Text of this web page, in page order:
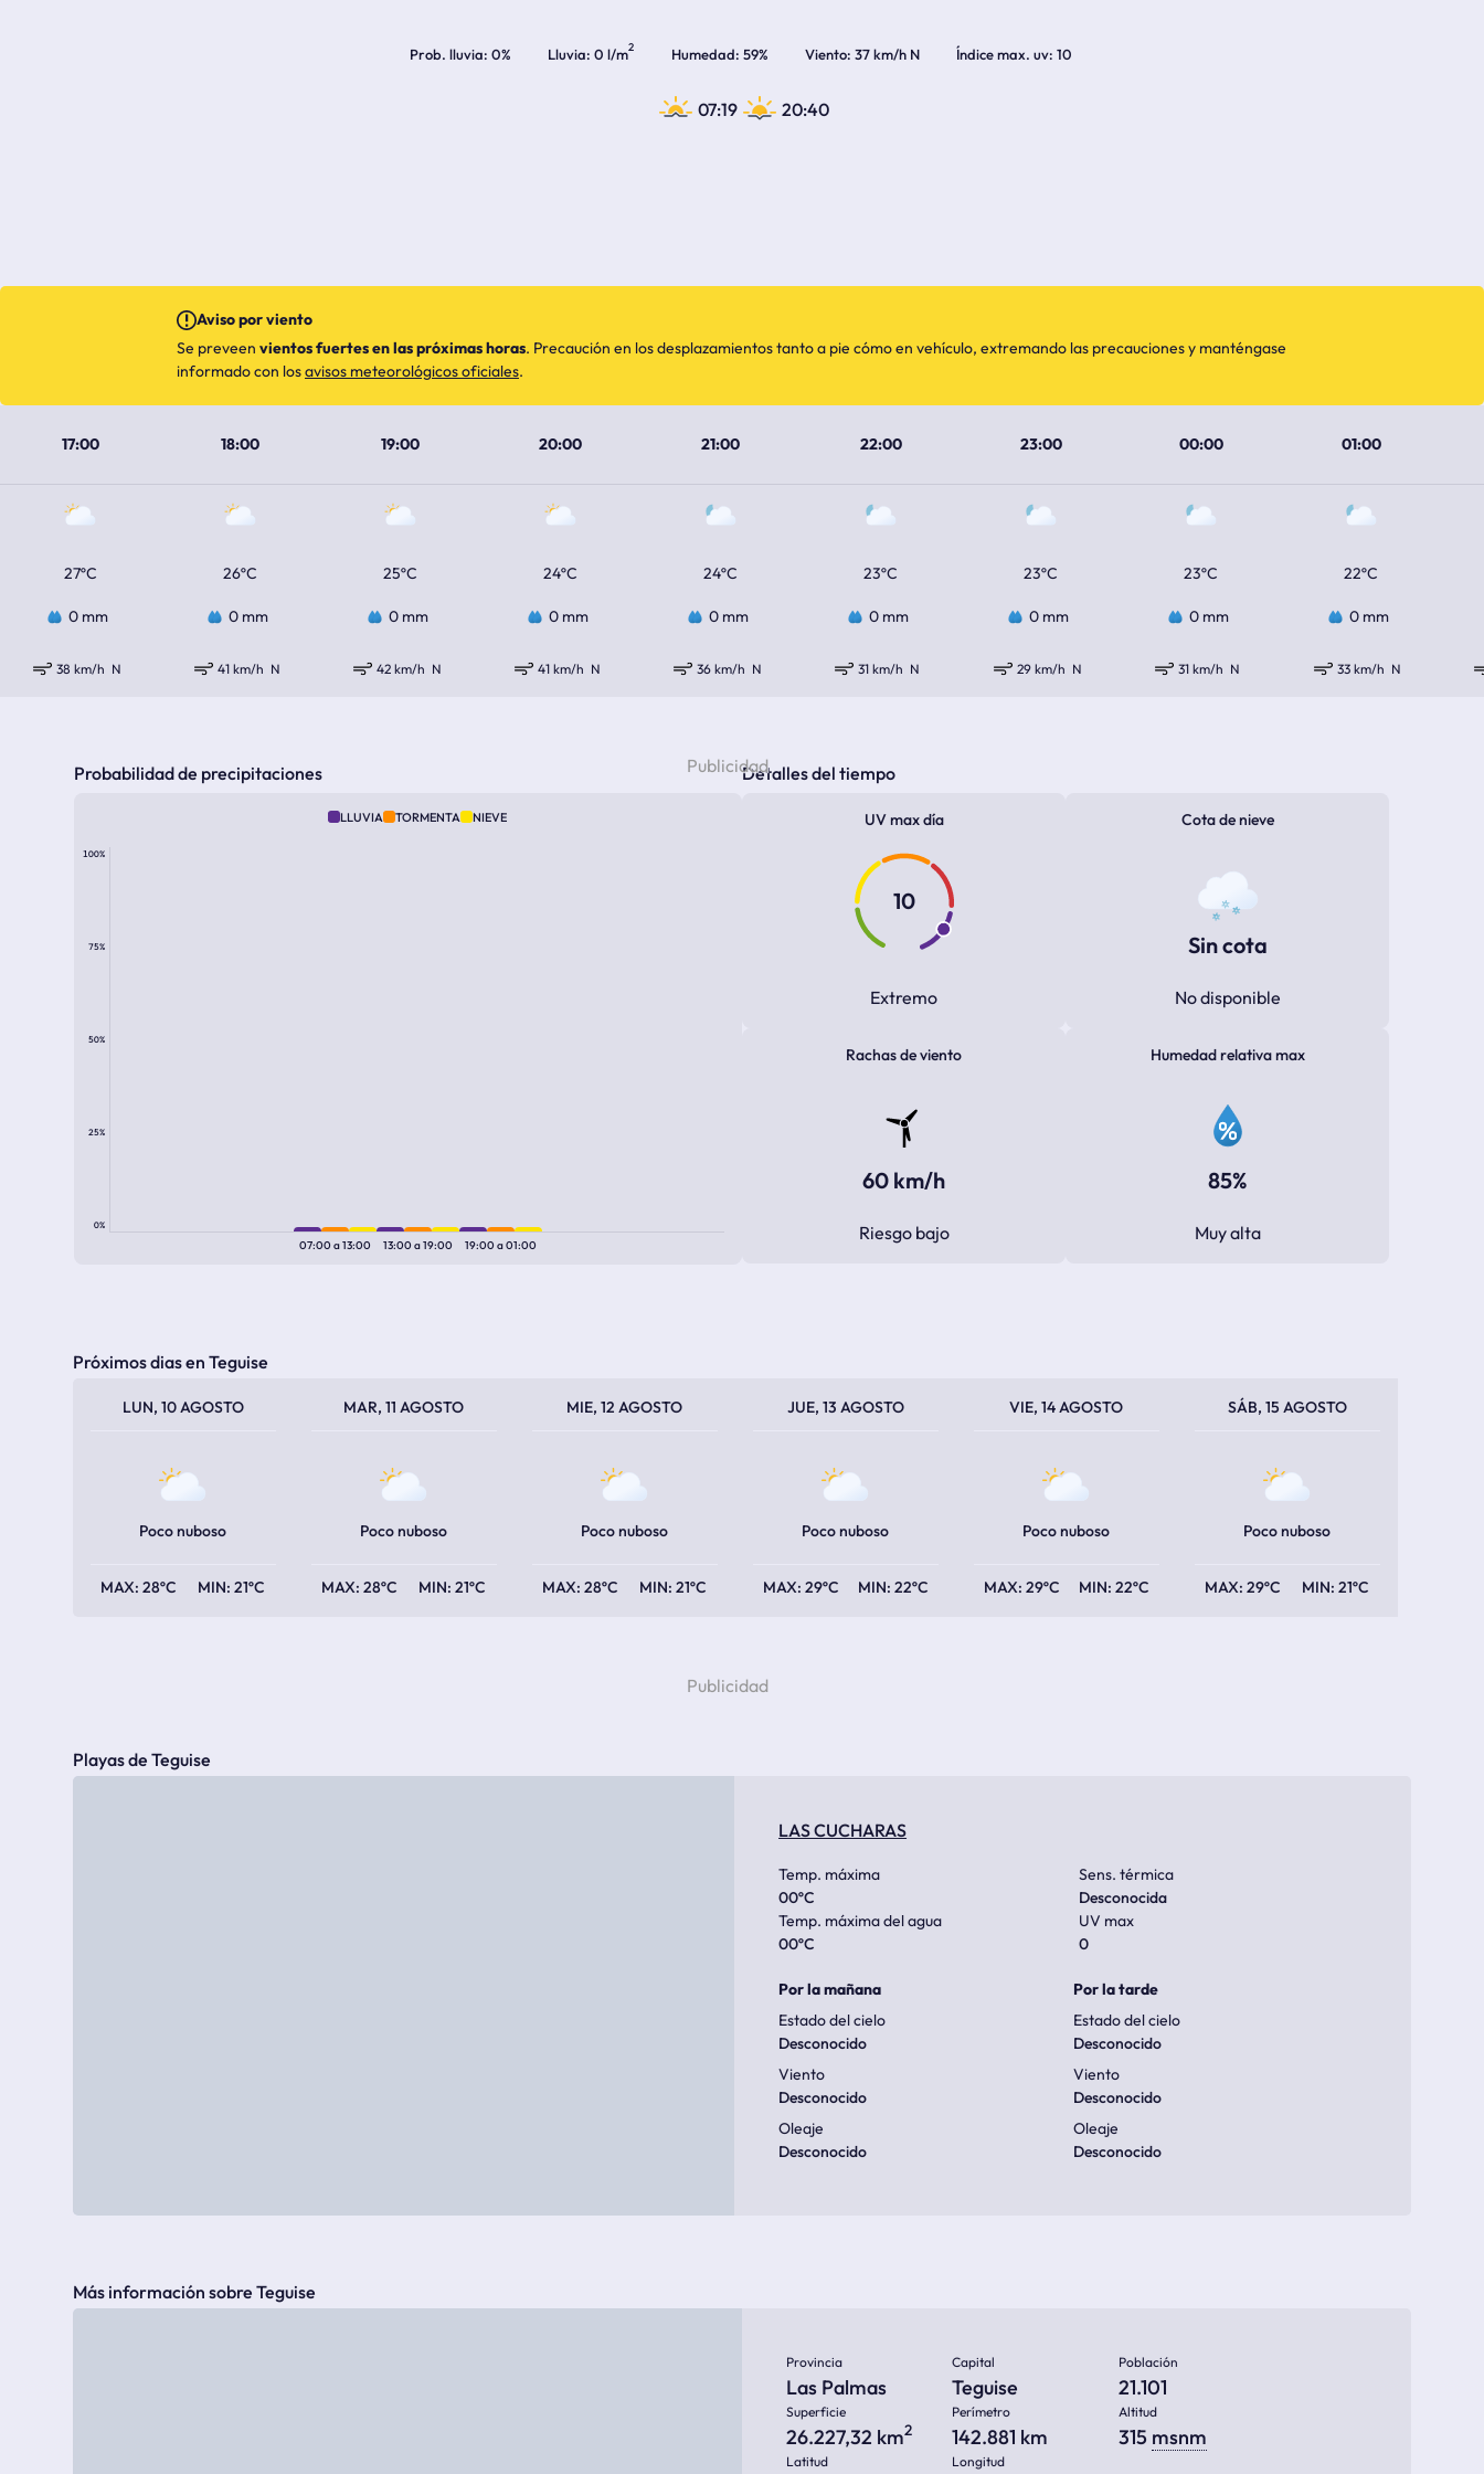
Prob. lluvia 0% Lluvia 0 l/m2 Humedad 59% Viento 37 km/h N Índice max. uv 10
07:19 20:40
17:00 18:00 19:00 20:00 21:00 22:00 23:00 00:00 01:00
27ºC 26ºC 25ºC 24ºC 24ºC 23ºC 23ºC 23ºC 22ºC
0 mm 0 mm 0 mm 0 mm 0 mm 0 mm 0 mm 0 mm 0 mm
38 km/h N 41 km/h N 42 km/h N 41 km/h N 36 km/h N 31 km/h N 29 km/h N 31 km/h N 33 km/h N
Aviso por viento
Se preveen vientos fuertes en las próximas horas. Precaución en los desplazamientos tanto a pie cómo en vehículo, extremando las precauciones y manténgase
informado con losavisos meteorológicos oficiales.
Probabilidad de precipitaciones
LLUVIA TORMENTA NIEVE
100%
75%
50%
25%
0%
07:00a13:00 13:00a19:00 19:00a01:00
Detalles del tiempo
UV max día
10
Extremo
Cota de nieve
Sin cota
No disponible
Rachas de viento
60 km/h
Riesgo bajo
Humedad relativa max
85%
Muy alta
Próximos dias en Teguise
LUN, 10 AGOSTO
Poco nuboso
28ºC 21ºC
MAR, 11 AGOSTO
Poco nuboso
28ºC 21ºC
MIE, 12 AGOSTO
Poco nuboso
28ºC 21ºC
JUE, 13 AGOSTO
Poco nuboso
29ºC 22ºC
VIE, 14 AGOSTO
Poco nuboso
29ºC 22ºC
SÁB, 15 AGOSTO
Poco nuboso
29ºC 21ºC
Playas de Teguise
LAS CUCHARAS
Temp. máxima
00ºC
Sens. térmica
Desconocida
Temp. máxima del agua
00ºC
UV max
0
Por la mañana
Estado del cielo
Desconocido
Viento
Desconocido
Oleaje
Desconocido
Por la tarde
Estado del cielo
Desconocido
Viento
Desconocido
Oleaje
Desconocido
Más información sobre Teguise
Provincia
Las Palmas
Capital
Teguise
Población
21.101
Superficie
26.227,32 km2
Perímetro
142.881 km
Altitud
315 msnm
Latitud Longitud